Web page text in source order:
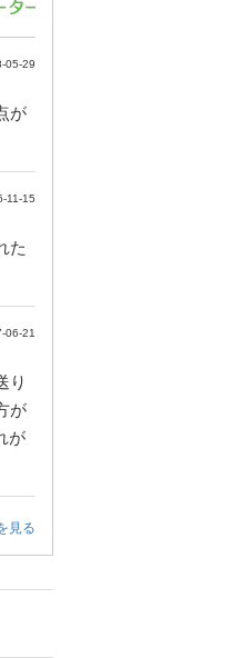
05-29
が
11-15
た
06-21
り
が
が
見る